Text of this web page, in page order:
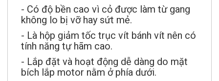
- Có độ bền cao vì cỏ được làm từ gang
không lo bị vỡ hay sứt mẻ.
- Là hộp giảm tốc trục vít bánh vít nên có
tính năng tự hãm cao.
- Lắp đặt và hoạt động dễ dàng do mặt
bích lắp motor nằm ở phía dưới.